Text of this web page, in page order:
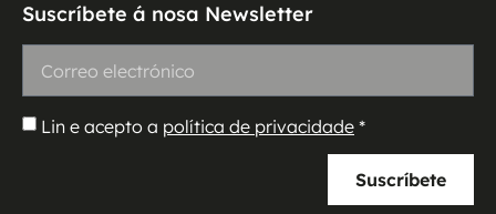
Suscríbete á nosa Newsletter
Lin e acepto a política de privacidade *
Suscríbete